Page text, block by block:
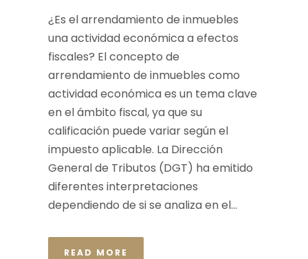
¿Es el arrendamiento de inmuebles
una actividad económica a efectos
fiscales? El concepto de
arrendamiento de inmuebles como
actividad económica es un tema clave
en el ámbito fiscal, ya que su
calificación puede variar según el
impuesto aplicable. La Dirección
General de Tributos (DGT) ha emitido
diferentes interpretaciones
dependiendo de si se analiza en el...
READ MORE